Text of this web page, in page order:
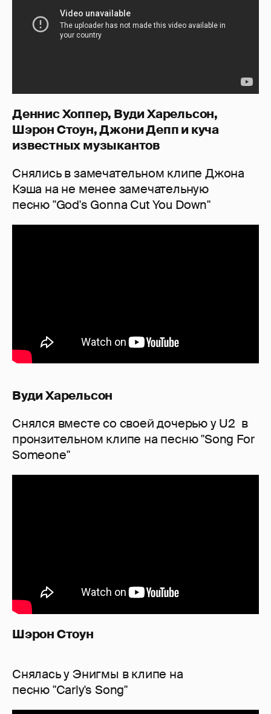
Деннис Хоппер, Вуди Харельсон,
Шэрон Стоун, Джони Депп и куча
известных музыкантов
Снялись в замечательном клипе Джона
Кэша на не менее замечательную
песню "God's Gonna Cut You Down"
Вуди Харельсон
Снялся вместе со своей дочерью у U2 в
пронзительном клипе на песню "Song For
Someone"
Шэрон Стоун
Снялась у Энигмы в клипе на
песню "Carly's Song"